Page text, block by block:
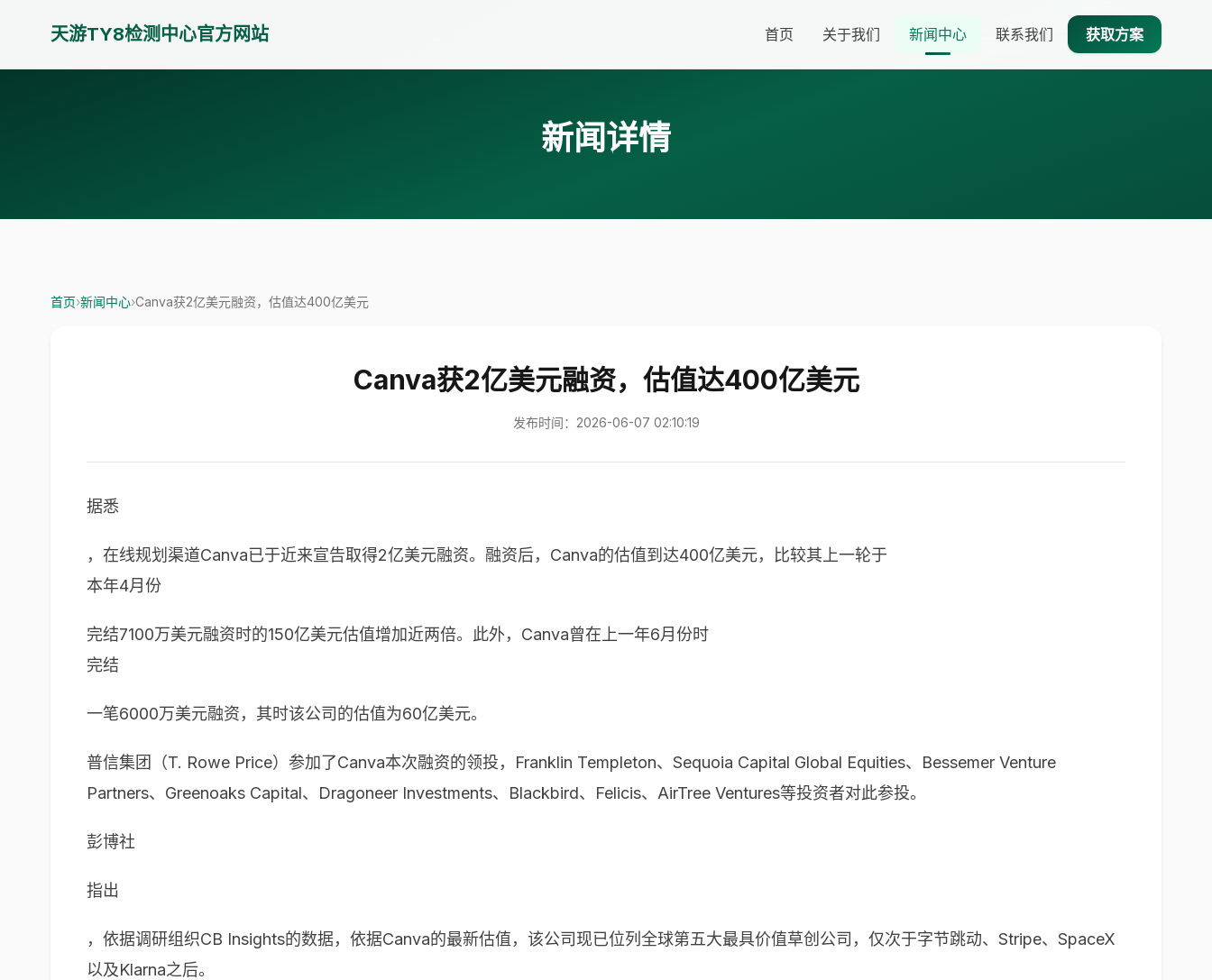
天游TY8检测中心官方网站 首页 关于我们 新闻中心 联系我们 获取方案
新闻详情
首页›新闻中心›Canva获2亿美元融资，估值达400亿美元
Canva获2亿美元融资，估值达400亿美元
发布时间：2026-06-07 02:10:19
据悉
，在线规划渠道Canva已于近来宣告取得2亿美元融资。融资后，Canva的估值到达400亿美元，比较其上一轮于
本年4月份
完结7100万美元融资时的150亿美元估值增加近两倍。此外，Canva曾在上一年6月份时
完结
一笔6000万美元融资，其时该公司的估值为60亿美元。
普信集团（T. Rowe Price）参加了Canva本次融资的领投，Franklin Templeton、Sequoia Capital Global Equities、Bessemer Venture
Partners、Greenoaks Capital、Dragoneer Investments、Blackbird、Felicis、AirTree Ventures等投资者对此参投。
彭博社
指出
，依据调研组织CB Insights的数据，依据Canva的最新估值，该公司现已位列全球第五大最具价值草创公司，仅次于字节跳动、Stripe、SpaceX
以及Klarna之后。